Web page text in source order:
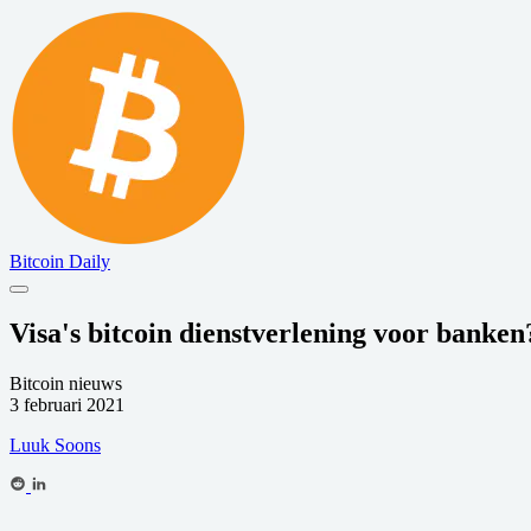
Bitcoin Daily
Visa's bitcoin dienstverlening voor
Bitcoin nieuws
3 februari 2021
Luuk Soons